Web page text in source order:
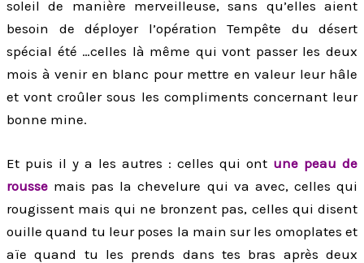
soleil de manière merveilleuse, sans qu’elles aient
besoin de déployer l’opération Tempête du désert
spécial été …celles là même qui vont passer les deux
mois à venir en blanc pour mettre en valeur leur hâle
et vont croûler sous les compliments concernant leur
bonne mine.
Et puis il y a les autres : celles qui ont une peau de
rousse mais pas la chevelure qui va avec, celles qui
rougissent mais qui ne bronzent pas, celles qui disent
ouille quand tu leur poses la main sur les omoplates et
aïe quand tu les prends dans tes bras après deux